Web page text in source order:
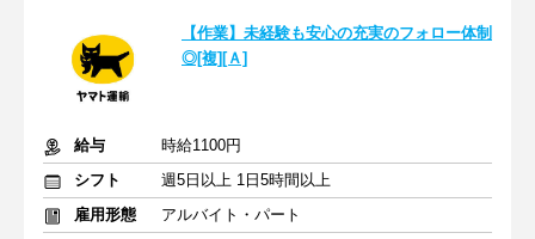
【作業】未経験も安心の充実のフォロー体制
◎[複][Ａ]
給与
時給1100円
シフト
週5日以上 1日5時間以上
雇用形態
アルバイト・パート